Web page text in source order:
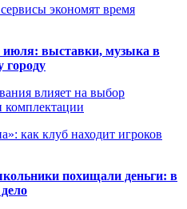
экономят время
июля: выставки, музыка в
городу
влияет на выбор
как клуб находит игроков
похищали деньги: в